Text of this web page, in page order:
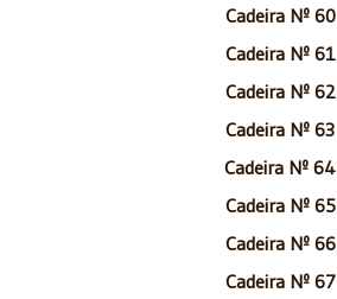
Cadeira Nº 60
Cadeira Nº 61
Cadeira Nº 62
Cadeira Nº 63
Cadeira Nº 64
Cadeira Nº 65
Cadeira Nº 66
Cadeira Nº 67